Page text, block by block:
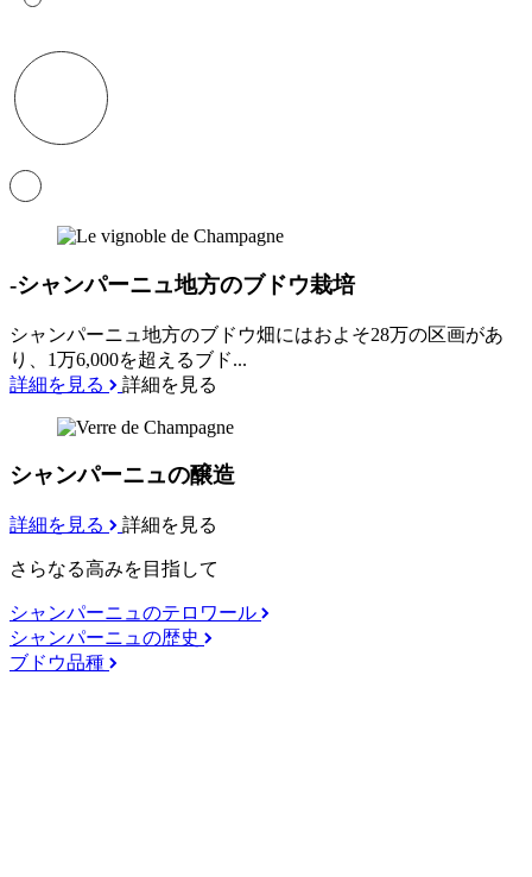
-シャンパーニュ地方のブドウ栽培
シャンパーニュ地方のブドウ畑にはおよそ28万の区画があ
り、1万6,000を超えるブド...
詳細を見る
詳細を見る
シャンパーニュの醸造
詳細を見る 詳細を見る
さらなる高みを目指して
シャンパーニュのテロワール
シャンパーニュの歴史
ブドウ品種